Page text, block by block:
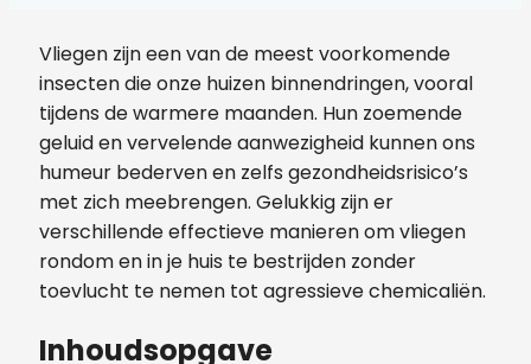
Vliegen zijn een van de meest voorkomende
insecten die onze huizen binnendringen, vooral
tijdens de warmere maanden. Hun zoemende
geluid en vervelende aanwezigheid kunnen ons
humeur bederven en zelfs gezondheidsrisico’s
met zich meebrengen. Gelukkig zijn er
verschillende effectieve manieren om vliegen
rondom en in je huis te bestrijden zonder
toevlucht te nemen tot agressieve chemicaliën.
Inhoudsopgave